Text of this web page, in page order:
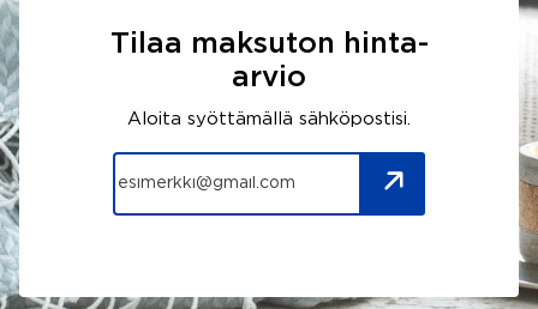
Tilaa maksuton hinta-
arvio
Aloita syöttämällä sähköpostisi.